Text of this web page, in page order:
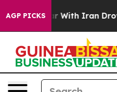
AGP PICKS
With Iran Drove oil